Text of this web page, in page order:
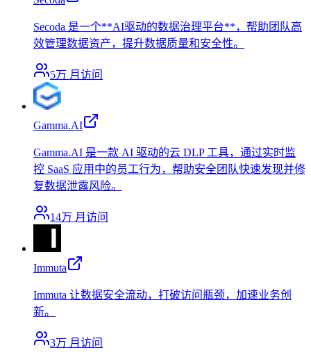
Secoda 是一个**AI驱动的数据治理平台**，帮助团队高
效管理数据资产，提升数据质量和安全性。
5万 月访问
Gamma.AI
Gamma.AI 是一款 AI 驱动的云 DLP 工具，通过实时监
控 SaaS 应用中的员工行为，帮助安全团队快速发现并修
复数据泄露风险。
14万 月访问
Immuta
Immuta 让数据安全流动，打破访问瓶颈，加速业务创
新。
3万 月访问